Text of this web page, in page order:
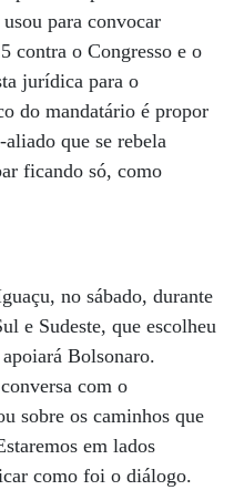
para convocar
contra o Congresso e o
jurídica para o
do mandatário é propor
que se rebela
ficando só, como
no sábado, durante
e Sudeste, que escolheu
Bolsonaro.
com o
sobre os caminhos que
em lados
como foi o diálogo.